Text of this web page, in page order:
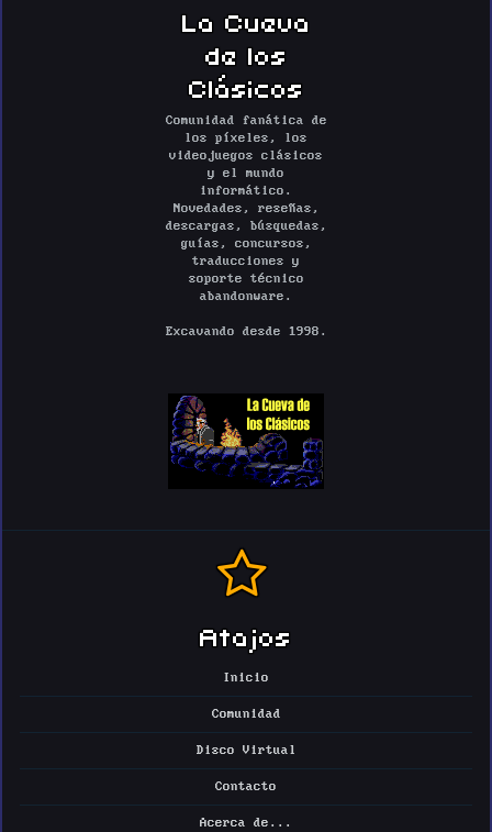
La Cueva
de los
Clásicos
Comunidad fanática de
los píxeles, los
videojuegos clásicos
y el mundo
informático.
Novedades, reseñas,
descargas, búsquedas,
guías, concursos,
traducciones y
soporte técnico
abandonware.
Excavando desde 1998.
Atajos
Inicio
Comunidad
Disco Virtual
Contacto
Acerca de...